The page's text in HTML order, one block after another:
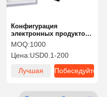
О Компании
Все Случаи
Конфигурация
электронных продуктов
упаковка 3c небольшая
партия телефонного
чехла упаковка коробка
MOQ:1000
Цена:USD0.1-200
Лучшая
Побеседуйте